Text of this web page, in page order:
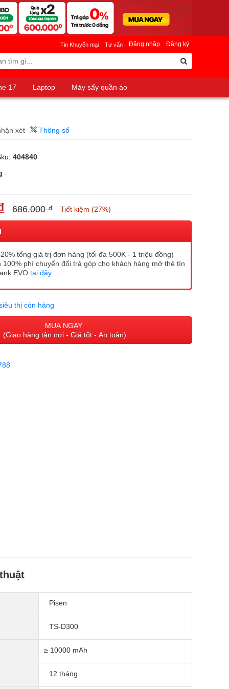
Đăng nhập Đăng ký
Tin Khuyến mại Tư vấn
17 Laptop
Máy sấy quần áo
xét Thông số
404840
-
686.000 ₫ Tiết kiệm (27%)
tổng giá trị đơn hàng (tối đa 500K - 1 triệu đồng)
100% phí chuyển đổi trả góp cho khách hàng mở thẻ tín
EVO tại đây.
thị còn hàng
MUA NGAY
(Giao hàng tận nơi - Giá tốt - An toàn)
Pisen
TS-D300
≥ 10000 mAh
12 tháng